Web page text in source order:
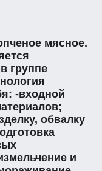
мясное.
группе
-входной
обвалку
и